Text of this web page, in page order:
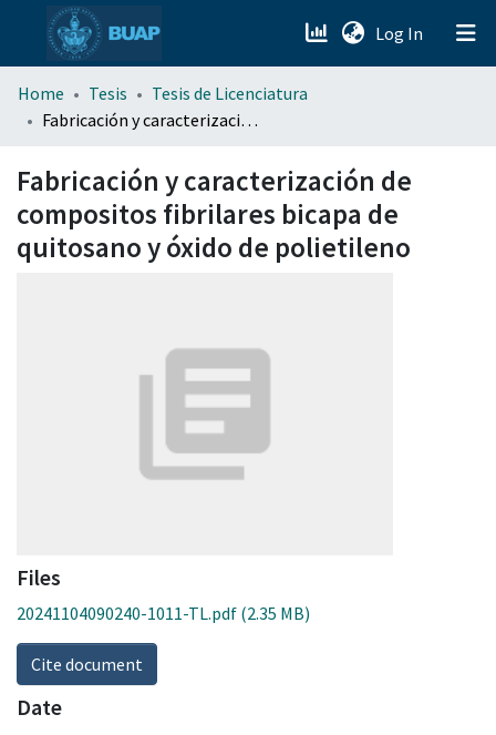
Log In (current)
menu.section.about_menu
Home Tesis
Tesis de Licenciatura
Fabricación y caracterización de compositos fibrilares bicapa de quitosano y óxido de polietileno
Fabricación y caracterización de
compositos fibrilares bicapa de
quitosano y óxido de polietileno
Files
20241104090240-1011-TL.pdf (2.35 MB)
Cite document
Date